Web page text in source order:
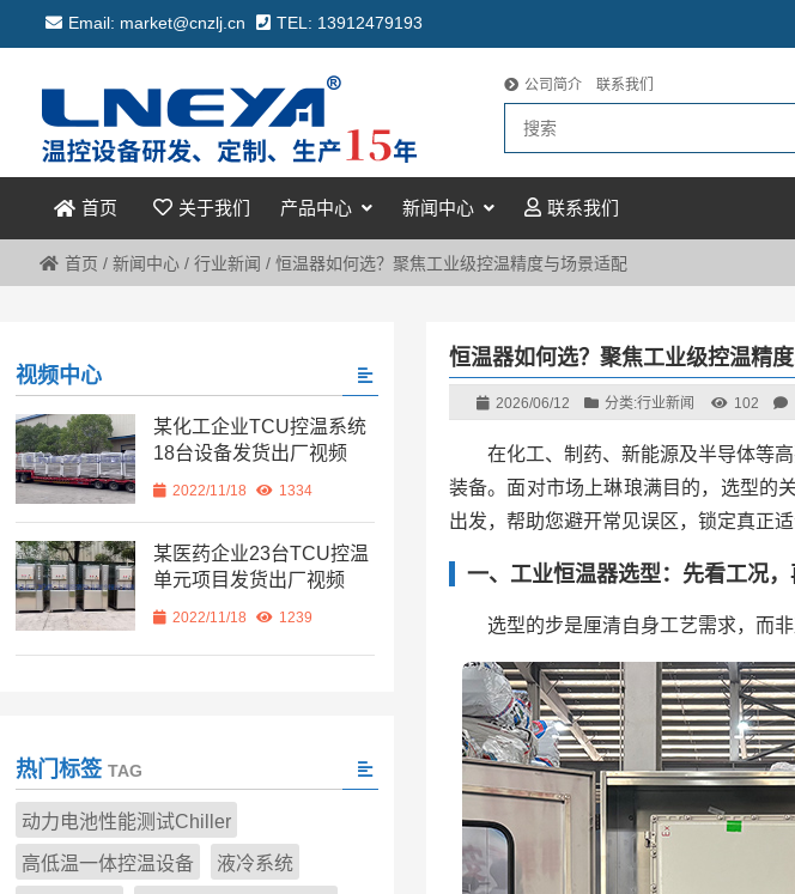
Email: market@cnzlj.cn TEL: 13912479193
公司简介 联系我们
首页 关于我们 产品中心 新闻中心 联系我们
首页 / 新闻中心/ 行业新闻 / 恒温器如何选？聚焦工业级控温精度与场景适配
恒温器如何选？聚焦工业级控温精
2026/06/12 分类:行业新闻 102
在化工、制药、新能源及半导体等
装备。面对市场上琳琅满目的，选型的
出发，帮助您避开常见误区，锁定真正适
一、工业恒温器选型：先看工况
选型的步是厘清自身工艺需求，而
视频中心
某化工企业TCU控温系统
18台设备发货出厂视频
2022/11/18 1334
某医药企业23台TCU控温
单元项目发货出厂视频
2022/11/18 1239
热门标签 TAG
动力电池性能测试Chiller
高低温一体控温设备 液冷系统